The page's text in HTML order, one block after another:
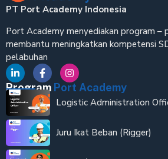
PT Port Academy Indonesia
Port Academy menyediakan program –
membantu meningkatkan kompetensi
pelabuhan
Program Port Academy
Logistic Administration
Juru Ikat Beban (Rigger)